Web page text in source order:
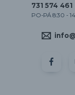
731 574 461
PO-PÁ 8:30 -